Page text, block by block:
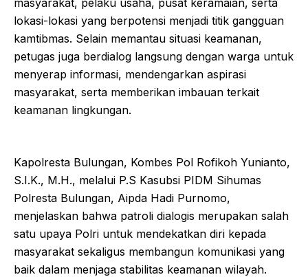
lokasi-lokasi yang berpotensi menjadi titik gangguan
kamtibmas. Selain memantau situasi keamanan,
petugas juga berdialog langsung dengan warga untuk
menyerap informasi, mendengarkan aspirasi
masyarakat, serta memberikan imbauan terkait
keamanan lingkungan.
Kapolresta Bulungan, Kombes Pol Rofikoh Yunianto,
S.I.K., M.H., melalui P.S Kasubsi PIDM Sihumas
Polresta Bulungan, Aipda Hadi Purnomo,
menjelaskan bahwa patroli dialogis merupakan salah
satu upaya Polri untuk mendekatkan diri kepada
masyarakat sekaligus membangun komunikasi yang
baik dalam menjaga stabilitas keamanan wilayah.